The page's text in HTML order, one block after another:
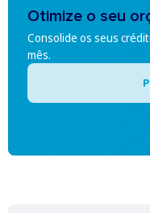
Otimize o seu
Consolide os seus
mês.